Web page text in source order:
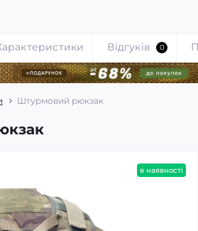
Штурмовий рюкзак
Відгуків 0
в наявності